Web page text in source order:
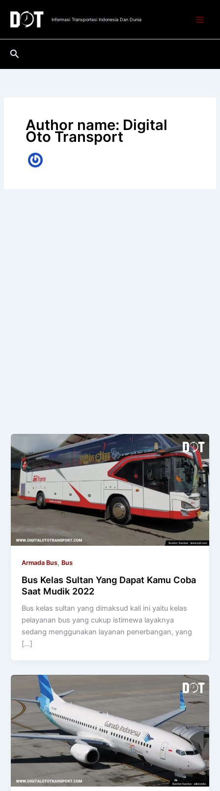
konten
Informasi Transportasi Indonesia Dan Dunia
Cari
Author name: Digital
Oto Transport
Armada Bus, Bus
Bus Kelas Sultan Yang Dapat Kamu Coba
Saat Mudik 2022
Bus kelas sultan yang dimaksud kali ini yaitu kelas
pelayanan bus yang cukup istimewa layaknya
sedang menggunakan layanan penerbangan, yang
[…]